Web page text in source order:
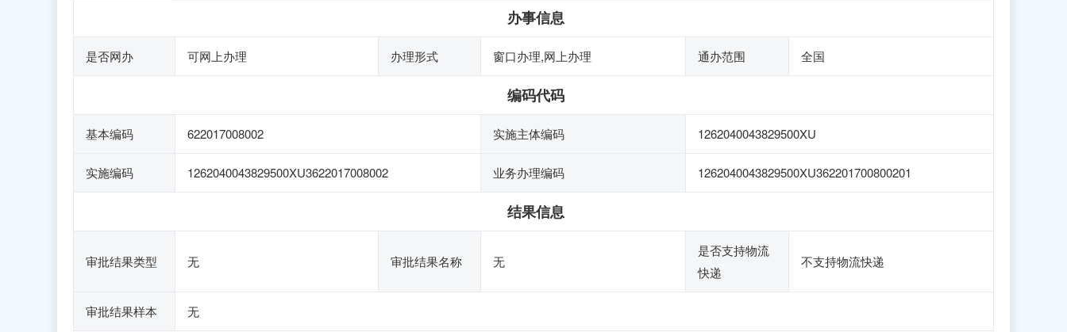
办事信息
是否网办 可网上办理 办理形式 窗口办理,网上办理 通办范围 全国
编码代码
基本编码 622017008002 实施主体编码 1262040043829500XU
实施编码 1262040043829500XU3622017008002 业务办理编码 1262040043829500XU362201700800201
结果信息
审批结果类型 无 审批结果名称 无
是否支持物流
快递
不支持物流快递
审批结果样本 无